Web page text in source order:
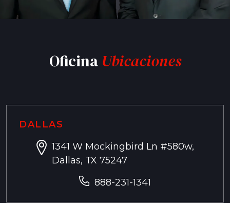
Oficina Ubicaciones
DALLAS
1341 W Mockingbird Ln #580w,
Dallas, TX 75247
888-231-1341